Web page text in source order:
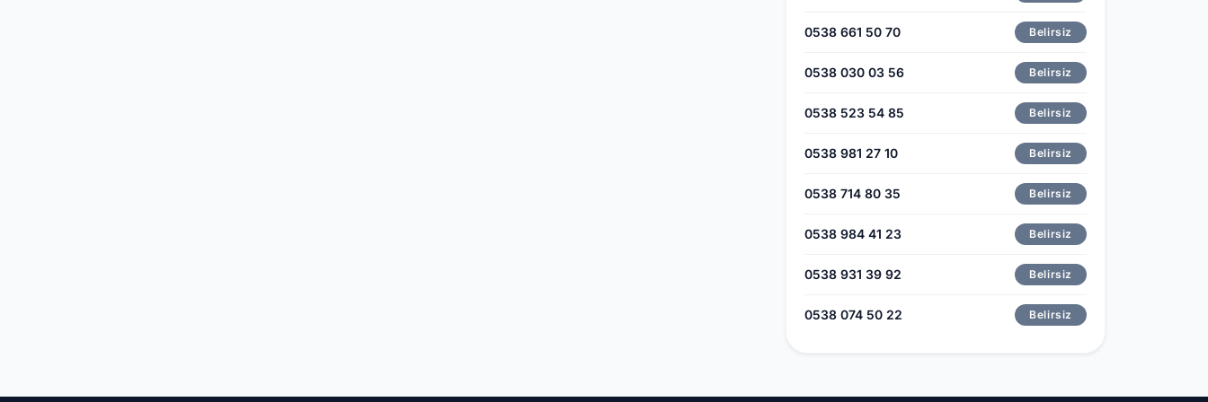
0538 661 50 70 Belirsiz
0538 030 03 56 Belirsiz
0538 523 54 85 Belirsiz
0538 981 27 10 Belirsiz
0538 714 80 35 Belirsiz
0538 984 41 23 Belirsiz
0538 931 39 92 Belirsiz
0538 074 50 22 Belirsiz